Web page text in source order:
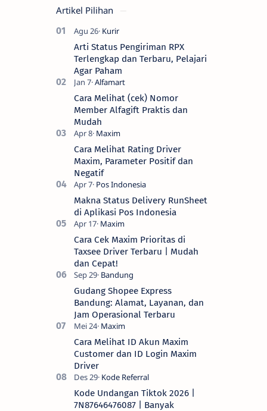
Artikel Pilihan
Arti Status Pengiriman RPX
Terlengkap dan Terbaru, Pelajari
Agar Paham
Cara Melihat (cek) Nomor
Member Alfagift Praktis dan
Mudah
Cara Melihat Rating Driver
Maxim, Parameter Positif dan
Negatif
Makna Status Delivery RunSheet
di Aplikasi Pos Indonesia
Cara Cek Maxim Prioritas di
Taxsee Driver Terbaru | Mudah
dan Cepat!
Gudang Shopee Express
Bandung: Alamat, Layanan, dan
Jam Operasional Terbaru
Cara Melihat ID Akun Maxim
Customer dan ID Login Maxim
Driver
Kode Undangan Tiktok 2026 |
7N87646476087 | Banyak